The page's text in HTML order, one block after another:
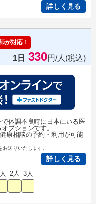
詳しく見る
が対応！
1日 330円/人(税込)
体調不良時に日本にいる医
プションです。
康相談の予約・利用が可能
送りいたします。
詳しく見る
2人 3人